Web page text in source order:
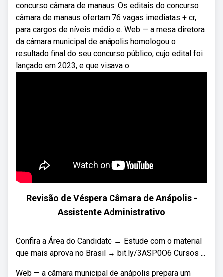
concurso câmara de manaus. Os editais do concurso
câmara de manaus ofertam 76 vagas imediatas + cr,
para cargos de níveis médio e. Web — a mesa diretora
da câmara municipal de anápolis homologou o
resultado final do seu concurso público, cujo edital foi
lançado em 2023, e que visava o.
Revisão de Véspera Câmara de Anápolis -
Assistente Administrativo
Confira a Área do Candidato → Estude com o material
que mais aprova no Brasil → bit.ly/3ASP0O6 Cursos ...
Web — a câmara municipal de anápolis prepara um